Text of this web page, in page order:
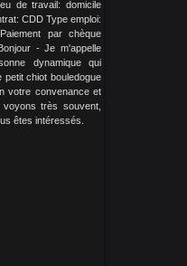
de travail: domicile
CDD Type emploi:
par chèque
- Je m'appelle
dynamique qui
petit chiot bouledogue
votre convenance et
très souvent,
êtes intéressés.